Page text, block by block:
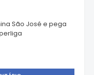
São José e pega